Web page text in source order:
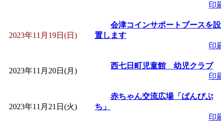
印
2023年11月19日(日)
会津コインサポートブースを設
置します
印
2023年11月20日(月)
西七日町児童館 幼児クラブ
印
2023年11月21日(火)
赤ちゃん交流広場「ばんびぷ
ち」
印